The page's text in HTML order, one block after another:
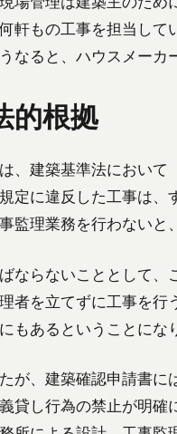
軒もの工事を担当し
なると、ハウスメーカ
的根拠
、建築基準法におい
定に違反した工事は
監理業務を行わないと
ならないこととして
者を立てずに工事を
もあるということにな
が、建築確認申請書
貸し行為の禁止が明